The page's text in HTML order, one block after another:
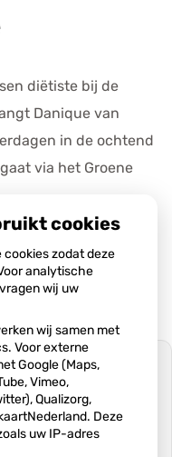
diëtiste bij de
Danique van
in de ochtend
via het Groene
gegeven
is om dit
cookies
cookies zodat deze
analytische
wij uw
wij samen met
Voor externe
Google (Maps,
Vimeo,
Qualizorg,
Deze
uw IP-adres